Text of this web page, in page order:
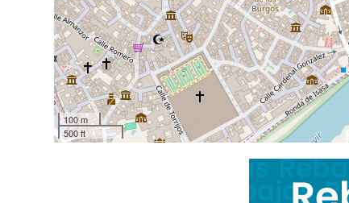
100 m
500 ft